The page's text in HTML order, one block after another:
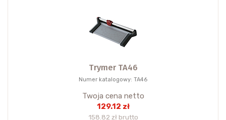
Trymer TA46
Numer katalogowy: TA46
Twoja cena netto
129.12 zł
158.82 zł brutto